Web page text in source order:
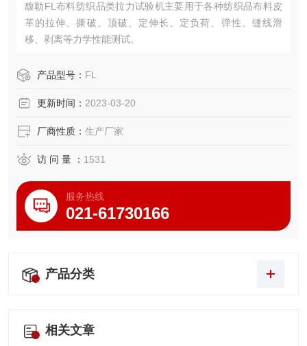
馥勒FL布料纺织品类拉力试验机主要用于各种纺织品布料皮
革的拉伸、撕破、顶破、定伸长、定负荷、弹性、缝线滑
移、剥离等力学性能测试。
产品型号： FL
更新时间： 2023-03-20
厂商性质： 生产厂家
访 问 量 ： 1531
服务热线
021-61730166
产品分类
相关文章